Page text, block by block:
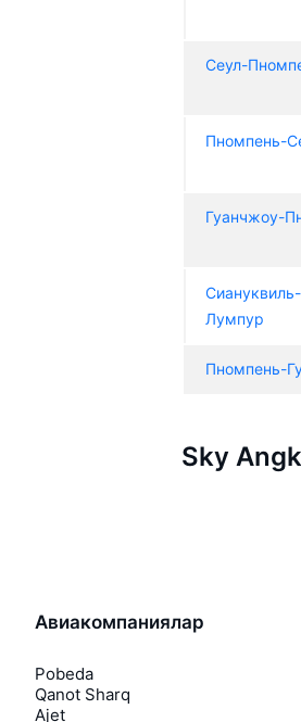
Сеул-
Пномпень-
Гуанчжоу-
Лумпур
Пномпень-
Sky
Авиакомпаниялар
Pobeda
Qanot Sharq
Ajet